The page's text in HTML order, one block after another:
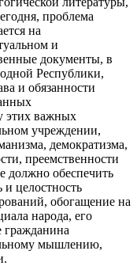
проблема
на
и
документы, в
Республики,
и обязанности
этих важных
учреждении,
демократизма,
преемственности
обеспечить
и целостность
обогащение на
народа, его
гражданина
мышлению,